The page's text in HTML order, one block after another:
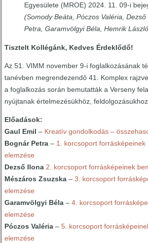
Egyesülete (MROE) 2024. 11. 09-i
(Somody Beáta, Póczos Valéria,
Petra, Garamvölgyi Béla, Hemrik
Tisztelt Kollégánk, Kedves Érdeklődő!
Az 51. VIMM november 9-i foglalkozásának
tanévben megrendezendő 41. Komplex
a foglalkozás során bemutatták a Verseny
nyújtanak értelmezésükhöz,
Előadások:
Gaul Emil – Kreatív gondolkodás –
Bognár Petra – 1. korcsoport forrásképeinek
elemzése
Dezső Ilona 2. korcsoport forrásképeinek
Mészáros Zsuzska –3. korcsoport
elemzése
Garamvölgyi Béla–4. korcsoport
elemzése
Póczos Valéria –5. korcsoport
elemzése